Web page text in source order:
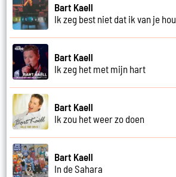
Bart Kaell
Ik zeg best niet dat ik van je hou
Bart Kaell
Ik zeg het met mijn hart
Bart Kaell
Ik zou het weer zo doen
Bart Kaell
In de Sahara